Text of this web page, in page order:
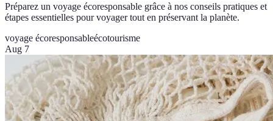
Préparez un voyage écoresponsable grâce à nos conseils pratiques et
étapes essentielles pour voyager tout en préservant la planète.
voyage écoresponsableécotourisme
Aug 7